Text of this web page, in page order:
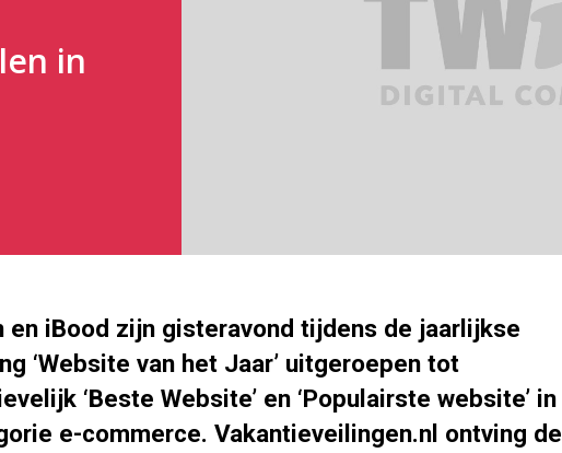
in
en iBood zijn gisteravond tijdens de jaarlijkse
‘Website van het Jaar’ uitgeroepen tot
‘Beste Website’ en ‘Populairste website’ in
e-commerce. Vakantieveilingen.nl ontving de